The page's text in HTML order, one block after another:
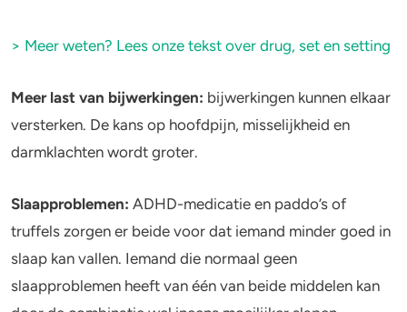
> Meer weten? Lees onze tekst over drug, set en setting
Meer last van bijwerkingen: bijwerkingen kunnen elkaar
versterken. De kans op hoofdpijn, misselijkheid en
darmklachten wordt groter.
Slaapproblemen: ADHD-medicatie en paddo’s of
truffels zorgen er beide voor dat iemand minder goed in
slaap kan vallen. Iemand die normaal geen
slaapproblemen heeft van één van beide middelen kan